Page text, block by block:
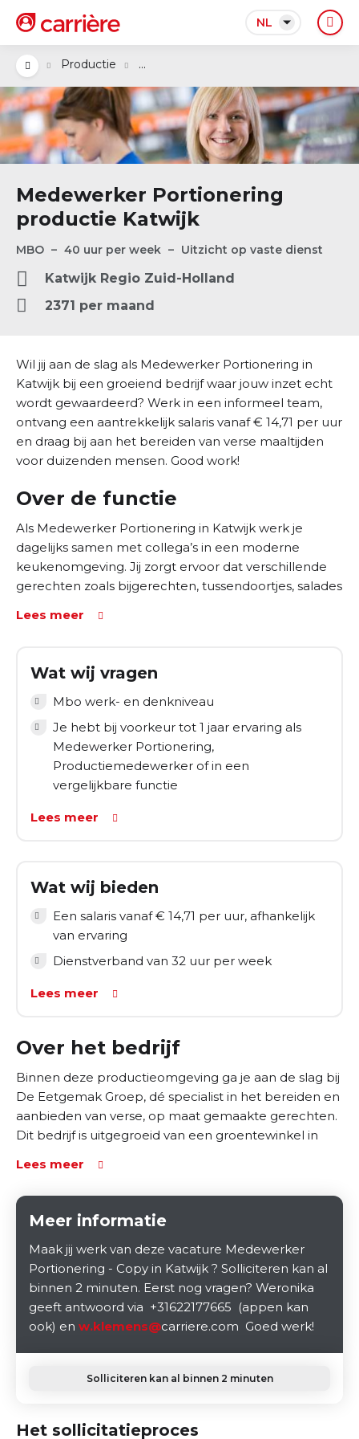
NL
Productie ...
Medewerker Portionering
productie Katwijk
MBO 40 uur per week Uitzicht op vaste dienst
Katwijk Regio Zuid-Holland
2371 per maand
Wil jij aan de slag als Medewerker Portionering in
Katwijk bij een groeiend bedrijf waar jouw inzet echt
wordt gewaardeerd? Werk in een informeel team,
ontvang een aantrekkelijk salaris vanaf € 14,71 per uur
en draag bij aan het bereiden van verse maaltijden
voor duizenden mensen. Good work!
Over de functie
Als Medewerker Portionering in Katwijk werk je
dagelijks samen met collega’s in een moderne
keukenomgeving. Jij zorgt ervoor dat verschillende
gerechten zoals bijgerechten, tussendoortjes, salades
standaarden wordt uitgevoerd. Je taken bestaan
onder andere uit:
bijgerechten
Verpakken van producten volgens de juiste
procedures
tot en met vrijdag van 07:00 tot 16:00 uur, met
regelmatig weekenddiensten.
Lees meer
Wat wij vragen
Mbo werk- en denkniveau
Je hebt bij voorkeur tot 1 jaar ervaring als
Medewerker Portionering,
Productiemedewerker of in een
vergelijkbare functie
Lees meer
Wat wij bieden
Een salaris vanaf € 14,71 per uur, afhankelijk
van ervaring
Dienstverband van 32 uur per week
Lees meer
Over het bedrijf
Binnen deze productieomgeving ga je aan de slag bij
De Eetgemak Groep, dé specialist in het bereiden en
aanbieden van verse, op maat gemaakte gerechten.
Dit bedrijf is uitgegroeid van een groentewinkel in
gezonde maaltijd voorziet. Je werkt in Katwijk, waar
de sfeer informeel is en eigen initiatief wordt
zorgen jullie dat iedereen – van ziekenhuizen tot
kinderdagverblijven en mensen thuis – kan genieten
van (h)eerlijke, verse gerechten.
Lees meer
Meer informatie
Maak jij werk van deze vacature Medewerker
Portionering - Copy in Katwijk ? Solliciteren kan al
binnen 2 minuten. Eerst nog vragen? Weronika
geeft antwoord via +31622177665 (appen kan
ook) en w.klemens@carriere.com Goed werk!
Solliciteren kan al binnen 2 minuten
Het sollicitatieproces